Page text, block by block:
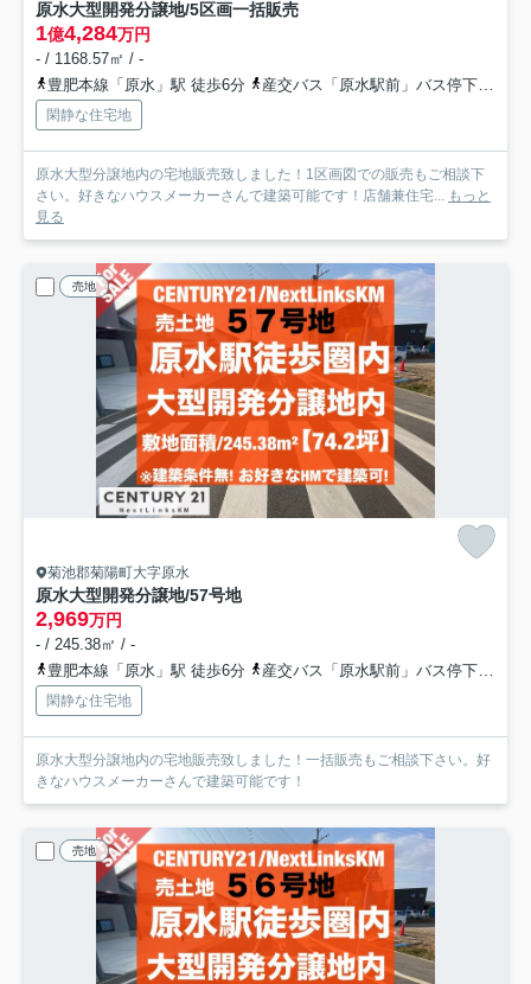
原水大型開発分譲地/5区画一括販売
1億4,284万円
- / 1168.57㎡ / -
豊肥本線「原水」駅 徒歩6分
産交バス「原水駅前」バス停下車 徒歩5分
閑静な住宅地
原水大型分譲地内の宅地販売致しました！1区画図での販売もご相談下
さい。好きなハウスメーカーさんで建築可能です！店舗兼住宅...
もっと
見る
売地
菊池郡菊陽町大字原水
原水大型開発分譲地/57号地
2,969万円
- / 245.38㎡ / -
豊肥本線「原水」駅 徒歩6分
産交バス「原水駅前」バス停下車 徒歩5分
閑静な住宅地
原水大型分譲地内の宅地販売致しました！一括販売もご相談下さい。好
きなハウスメーカーさんで建築可能です！
売地